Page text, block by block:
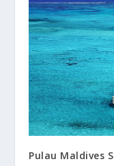
Pulau Maldives